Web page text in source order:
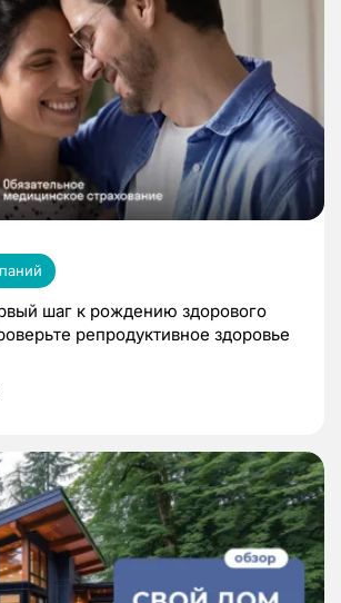
шаг к рождению здорового
репродуктивное здоровье